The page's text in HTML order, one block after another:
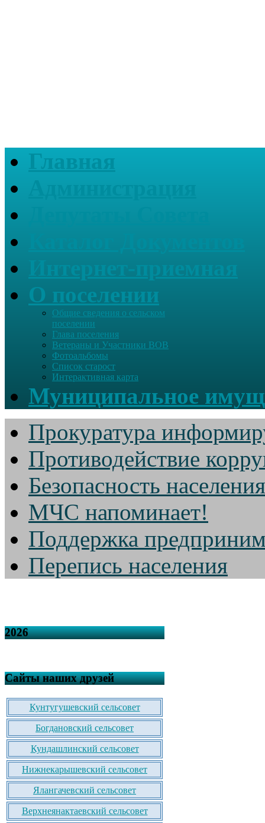
Главная
О поселении
Общие сведения о сельском
поселении
Глава поселения
Ветераны и Участники ВОВ
Фотоальбомы
Список старост
Интерактивная карта
Муниципальное
Прокуратура
Противодействие
Безопасность населения
МЧС напоминает!
Поддержка
Перепись населения
2026
Сайты наших друзей
Кунтугушевский сельсовет
Богдановский сельсовет
Кундашлинский сельсовет
Нижнекарышевский сельсовет
Ялангачевский сельсовет
Верхнеянактаевский сельсовет